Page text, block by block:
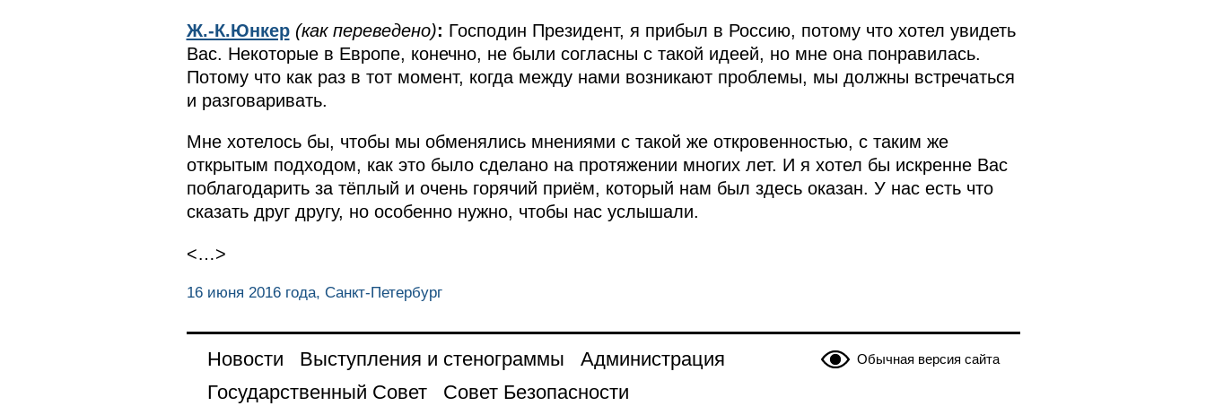
Ж.-К.Юнкер (как переведено): Господин Президент, я прибыл в Россию, потому что хотел увидеть
Вас. Некоторые в Европе, конечно, не были согласны с такой идеей, но мне она понравилась.
Потому что как раз в тот момент, когда между нами возникают проблемы, мы должны встречаться
и разговаривать.
Мне хотелось бы, чтобы мы обменялись мнениями с такой же откровенностью, с таким же
открытым подходом, как это было сделано на протяжении многих лет. И я хотел бы искренне Вас
поблагодарить за тёплый и очень горячий приём, который нам был здесь оказан. У нас есть что
сказать друг другу, но особенно нужно, чтобы нас услышали.
<…>
16 июня 2016 года, Санкт-Петербург
Обычная версия сайта
Новости Выступления и стенограммы
Администрация
Государственный Совет
Совет Безопасности